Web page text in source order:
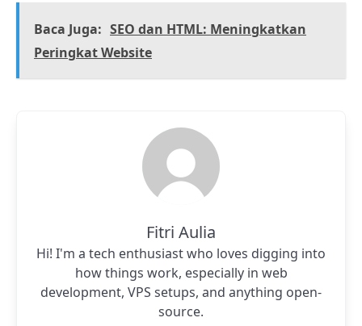
Baca Juga: SEO dan HTML: Meningkatkan
Peringkat Website
Fitri Aulia
Hi! I'm a tech enthusiast who loves digging into
how things work, especially in web
development, VPS setups, and anything open-
source.